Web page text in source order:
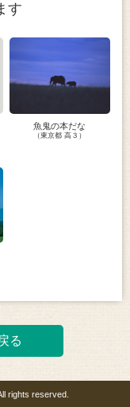
す
魚鬼の本だな
（東京都 高３）
る
rights reserved.